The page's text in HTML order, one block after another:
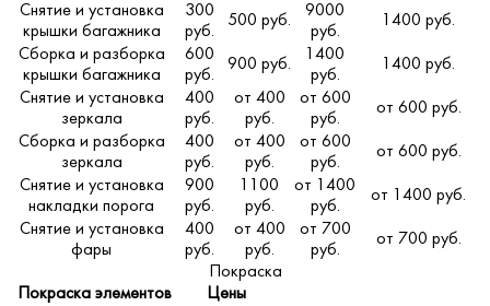
Снятие и установка
крышки багажника
300
руб.
500 руб.
9000
руб.
1400 руб.
Сборка и разборка
крышки багажника
600
руб.
900 руб.
1400
руб.
1400 руб.
Снятие и установка
зеркала
400
руб.
от 400
руб.
от 600
руб.
от 600 руб.
Сборка и разборка
зеркала
400
руб.
от 400
руб.
от 600
руб.
от 600 руб.
Снятие и установка
накладки порога
900
руб.
1100
руб.
от 1400
руб.
от 1400 руб.
Снятие и установка
фары
400
руб.
от 400
руб.
от 700
руб.
от 700 руб.
Покраска
Покраска элементов
Цены